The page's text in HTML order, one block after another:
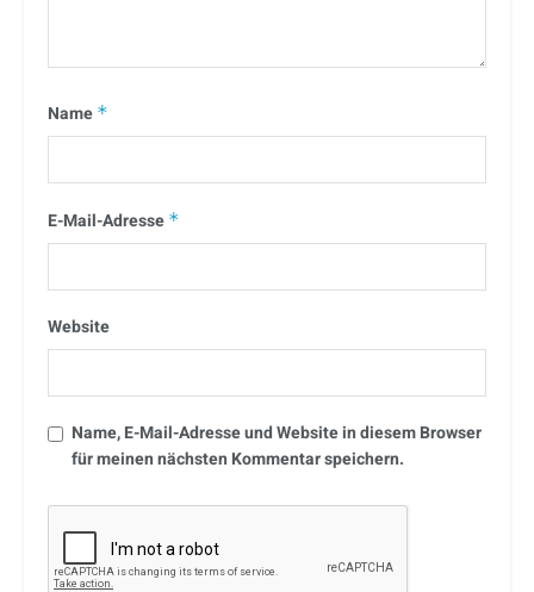
Name *
E-Mail-Adresse *
Website
Name, E-Mail-Adresse und Website in diesem Browser
für meinen nächsten Kommentar speichern.